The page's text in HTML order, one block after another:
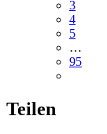
3
4
5
…
95
Teilen